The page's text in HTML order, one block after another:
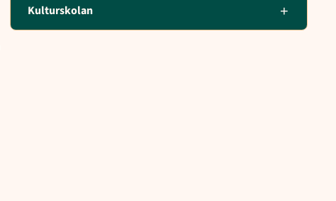
Kulturskolan